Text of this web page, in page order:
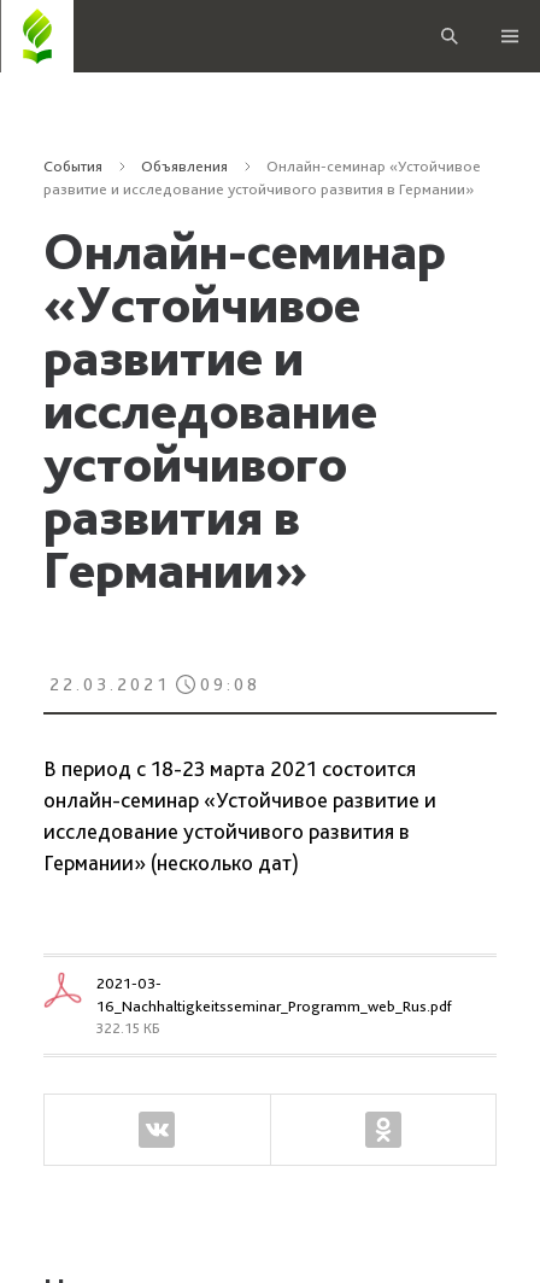
События Объявления
Онлайн-семинар «Устойчивое
развитие и исследование устойчивого развития в Германии»
Онлайн-семинар
«Устойчивое
развитие и
исследование
устойчивого
развития в
Германии»
22.03.2021 09:08
В период с 18-23 марта 2021 состоится
онлайн-семинар «Устойчивое развитие и
исследование устойчивого развития в
Германии» (несколько дат)
2021-03-
16_Nachhaltigkeitsseminar_Programm_web_Rus.pdf
322.15 КБ